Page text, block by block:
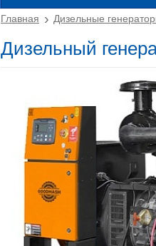
Главная Дизельные
Дизельный